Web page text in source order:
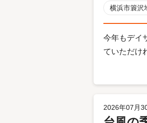
横浜市簑沢
今年もデイ
ていただけ
2026年07月